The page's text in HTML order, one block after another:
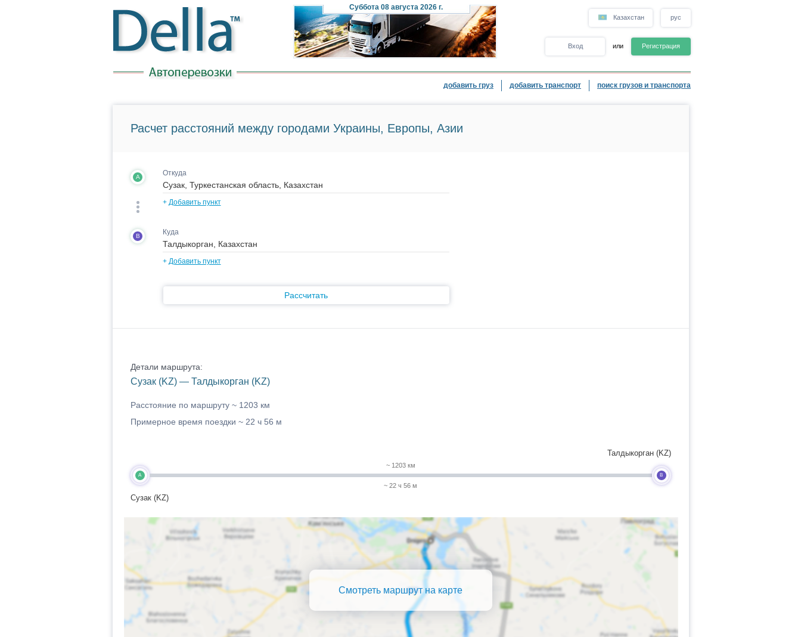
Суббота08 августа 2026 г.
Казахстан рус
Вход или Регистрация
добавить груз добавить транспорт поиск грузов и транспорта
Расчет расстояний между городами Украины, Европы, Азии
A Откуда
+ Добавить пункт
B Куда
+ Добавить пункт
Рассчитать
Детали маршрута:
Сузак (KZ) — Талдыкорган (KZ)
Расстояние по маршруту ~ 1203 км
Примерное время поездки ~ 22 ч 56 м
A
Сузак (KZ)
~ 1203 км
~ 22 ч 56 м
B
Талдыкорган (KZ)
Смотреть маршрут на карте